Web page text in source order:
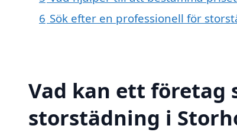
6 Sök efter en professionell för
Vad kan ett företag
storstädning i